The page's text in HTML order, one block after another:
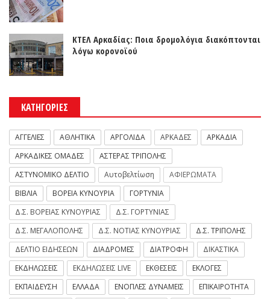
ΚΤΕΛ Αρκαδίας: Ποια δρομολόγια διακόπτονται
λόγω κορονοϊού
ΚΑΤΗΓΟΡΙΕΣ
ΑΓΓΕΛΙΕΣ ΑΘΛΗΤΙΚΑ ΑΡΓΟΛΙΔΑ ΑΡΚΑΔΕΣ
ΑΡΚΑΔΙΑ
ΑΡΚΑΔΙΚΕΣ ΟΜΑΔΕΣ
ΑΣΤΕΡΑΣ ΤΡΙΠΟΛΗΣ
ΑΣΤΥΝΟΜΙΚΟ ΔΕΛΤΙΟ
Αυτοβελτίωση
ΑΦΙΕΡΩΜΑΤΑ
ΒΙΒΛΙΑ
ΒΟΡΕΙΑ ΚΥΝΟΥΡΙΑ
ΓΟΡΤΥΝΙΑ
Δ.Σ. ΒΟΡΕΙΑΣ ΚΥΝΟΥΡΙΑΣ
Δ.Σ. ΓΟΡΤΥΝΙΑΣ
Δ.Σ. ΜΕΓΑΛΟΠΟΛΗΣ
Δ.Σ. ΝΟΤΙΑΣ ΚΥΝΟΥΡΙΑΣ
Δ.Σ. ΤΡΙΠΟΛΗΣ
ΔΕΛΤΙΟ ΕΙΔΗΣΕΩΝ
ΔΙΑΔΡΟΜΕΣ ΔΙΑΤΡΟΦΗ
ΔΙΚΑΣΤΙΚΑ
ΕΚΔΗΛΩΣΕΙΣ
ΕΚΔΗΛΩΣΕΙΣ LIVE ΕΚΘΕΣΕΙΣ
ΕΚΛΟΓΕΣ
ΕΚΠΑΙΔΕΥΣΗ
ΕΛΛΑΔΑ ΕΝΟΠΛΕΣ ΔΥΝΑΜΕΙΣ
ΕΠΙΚΑΙΡΟΤΗΤΑ